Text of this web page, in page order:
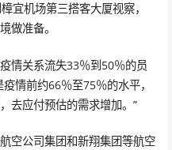
宜机场第三搭客大厦视察，
做准备。
情关系流失33％到50％的员
情前约66％至75％的水平，
去应付预估的需求增加。”
空公司集团和新翔集团等航空